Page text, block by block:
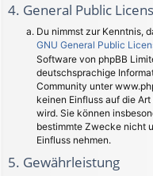
4. General Public
Du nimmst zur Kenntnis,
GNU General Public
Software von phpBB
deutschsprachige
Community unter
keinen Einfluss auf die
wird. Sie können
bestimmte Zwecke nicht
Einfluss nehmen.
5. Gewährleistung